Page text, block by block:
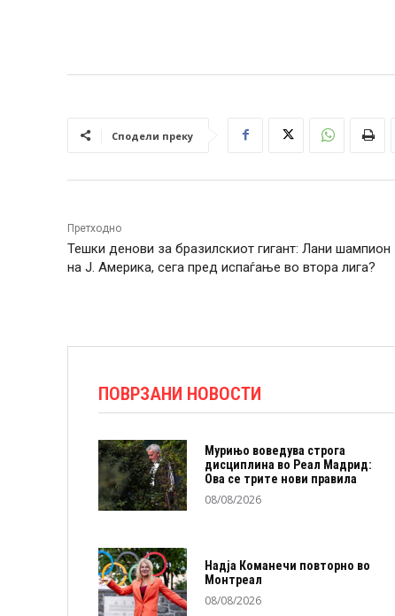
Сподели преку
Претходно
Тешки денови за бразилскиот гигант: Лани шампион
на Ј. Америка, сега пред испаѓање во втора лига?
ПОВРЗАНИ НОВОСТИ
Мурињо воведува строга
дисциплина во Реал Мадрид:
Ова се трите нови правила
08/08/2026
Надја Команечи повторно во
Монтреал
08/08/2026